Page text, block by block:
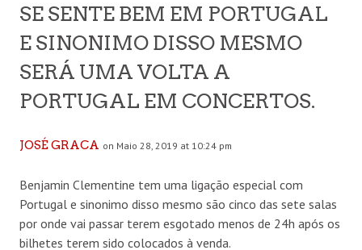
SE SENTE BEM EM PORTUGAL
E SINONIMO DISSO MESMO
SERÁ UMA VOLTA A
PORTUGAL EM CONCERTOS.
JOSÉ GRACA on Maio 28, 2019 at 10:24 pm
Benjamin Clementine tem uma ligação especial com
Portugal e sinonimo disso mesmo são cinco das sete salas
por onde vai passar terem esgotado menos de 24h após os
bilhetes terem sido colocados à venda.